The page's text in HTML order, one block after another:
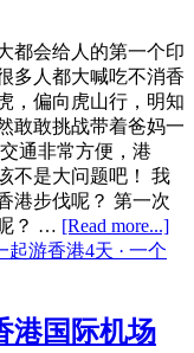
都会给人的第一个印
多人都大喊吃不消香
，偏向虎山行，明知
敢敢挑战带着爸妈一
通非常方便，港
不是大问题吧！ 我
港步伐呢？ 第一次
？ … [Read more...]
起游香港4天 · 一个
港国际机场